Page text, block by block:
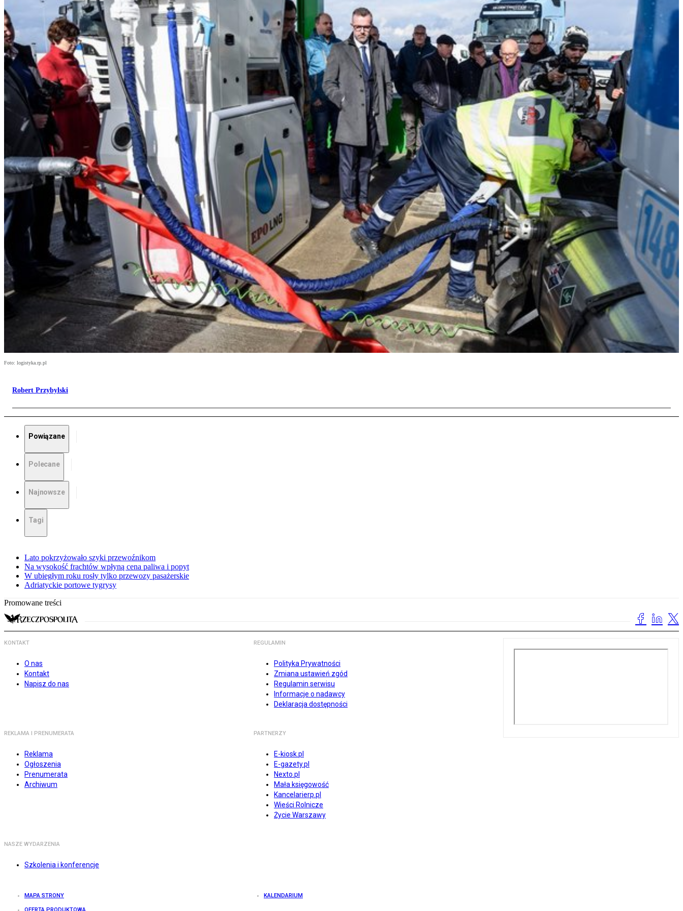
Foto: logistyka.rp.pl
Robert Przybylski
Powiązane
Polecane
Najnowsze
Tagi
Lato pokrzyżowało szyki przewoźnikom
Na wysokość frachtów wpłyną cena paliwa i popyt
W ubiegłym roku rosły tylko przewozy pasażerskie
Adriatyckie portowe tygrysy
Promowane treści
KONTAKT
O nas
Kontakt
Napisz do nas
REGULAMIN
Polityka Prywatności
Zmiana ustawień zgód
Regulamin serwisu
Informacje o nadawcy
Deklaracja dostępności
REKLAMA I PRENUMERATA
Reklama
Ogłoszenia
Prenumerata
Archiwum
PARTNERZY
E-kiosk.pl
E-gazety.pl
Nexto.pl
Mała księgowość
Kancelarierp.pl
Wieści Rolnicze
Życie Warszawy
NASZE WYDARZENIA
Szkolenia i konferencje
MAPA STRONY KALENDARIUM